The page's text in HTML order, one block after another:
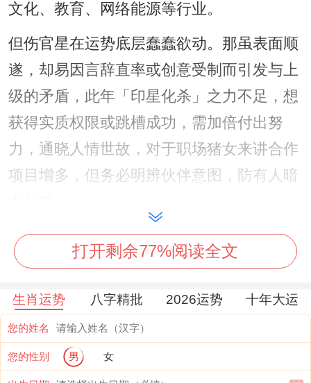
文化、教育、网络能源等行业。
但伤官星在运势底层蠢蠢欲动。那虽表面顺
遂，却易因言辞直率或创意受制而引发与上
级的矛盾，此年「印星化杀」之力不足，想
获得实质权限或跳槽成功，需加倍付出努
力，通晓人情世故，对于职场猪女来讲合作
项目增多，但务必明辨伙伴意图，防有人暗
属猪人2026年财运运势
正财星临门，主薪金，主业收入稳定，且有
渐进增长之机，丙火照耀，那从事与火相关
行业如餐饮，美容、传媒者，财运更为明
显，偏财宫受「劫财」星压制，投资，投机
之事需格外谨慎，股市，基金等市场易出现
打开剩余77%阅读全文
生肖运势 八字精批 2026运势 十年大运
您的姓名
您的性别 男 女